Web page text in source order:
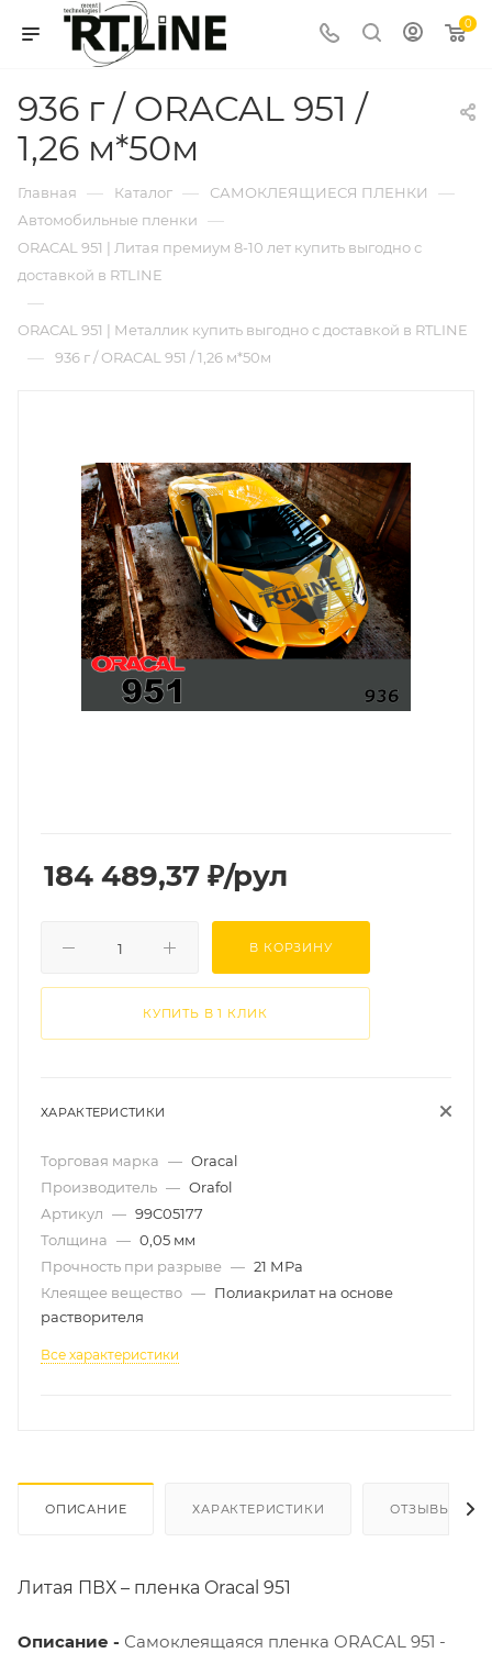
0
936 г / ORACAL 951 /
1,26 м*50м
Главная — Каталог — САМОКЛЕЯЩИЕСЯ ПЛЕНКИ —
Автомобильные пленки —
ORACAL 951 | Литая премиум 8-10 лет купить выгодно с
доставкой в RTLINE
—
ORACAL 951 | Металлик купить выгодно с доставкой в RTLINE
— 936 г / ORACAL 951 / 1,26 м*50м
184 489,37 ₽/рул
В КОРЗИНУ
КУПИТЬ В 1 КЛИК
ХАРАКТЕРИСТИКИ
Торговая марка — Oracal
Производитель — Orafol
Артикул — 99C05177
Толщина — 0,05 мм
Прочность при разрыве — 21 МРа
Клеящее вещество — Полиакрилат на основе
растворителя
Все характеристики
ОПИСАНИЕ ХАРАКТЕРИСТИКИ ОТЗЫВЫ
Литая ПВХ – пленка Oracal 951
Описание - Самоклеящаяся пленка ORACAL 951 -